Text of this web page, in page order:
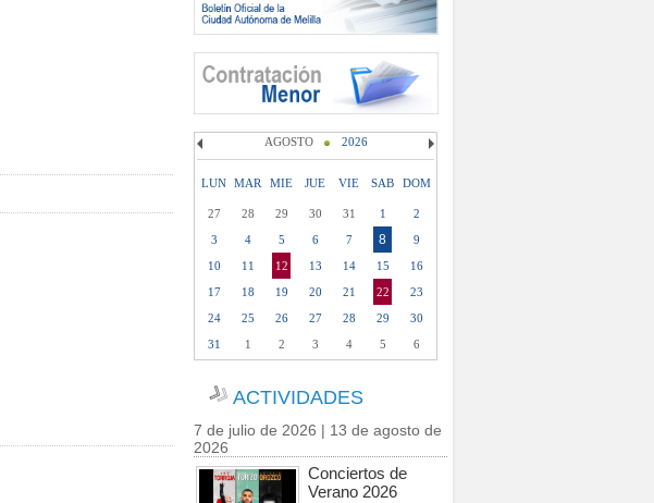
AGOSTO 2026
LUN MAR MIE JUE VIE SAB DOM
27 28 29 30 31 1
2
3
4 5 6 7 8
9
10
11 12 13 14 15
16
17
18 19 20 21 22
23
24
25 26 27 28 29
30
31
1 2 3 4 5 6
ACTIVIDADES
7 de julio de 2026 | 13 de agosto de
2026
Conciertos de
Verano 2026